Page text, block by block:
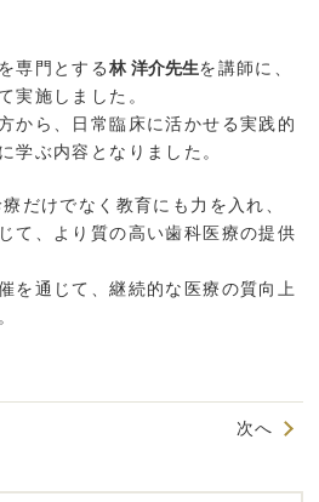
専門とする林 洋介先生を講師に、
実施しました。
から、日常臨床に活かせる実践的
学ぶ内容となりました。
だけでなく教育にも力を入れ、
て、より質の高い歯科医療の提供
を通じて、継続的な医療の質向上
次へ